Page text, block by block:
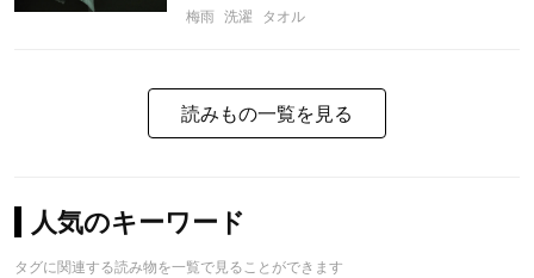
梅雨 洗濯 タオル
読みもの一覧を見る
人気のキーワード
タグに関連する読み物を一覧で見ることができます